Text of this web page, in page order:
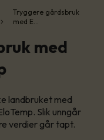
Tryggere gårdsbruk
med E…
med
landbruket med
Slik unngår
verdier går tapt.